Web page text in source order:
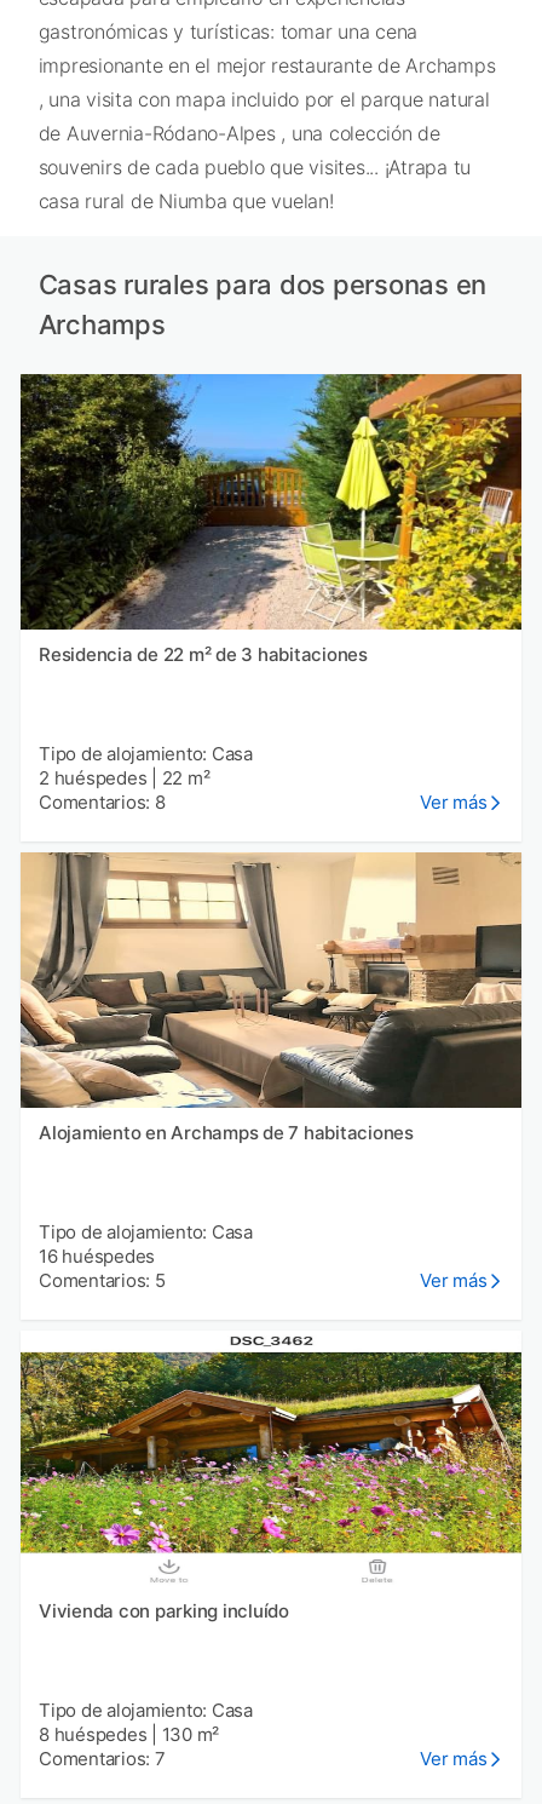
gastronómicas y turísticas: tomar una cena
impresionante en el mejor restaurante de Archamps
, una visita con mapa incluido por el parque natural
de Auvernia-Ródano-Alpes , una colección de
souvenirs de cada pueblo que visites... ¡Atrapa tu
casa rural de Niumba que vuelan!
Casas rurales para dos personas en
Archamps
Residencia de 22 m² de 3 habitaciones
Tipo de alojamiento: Casa
2 huéspedes
22 m²
Comentarios: 8
Ver más
Alojamiento en Archamps de 7 habitaciones
Tipo de alojamiento: Casa
16 huéspedes
Comentarios: 5
Ver más
Vivienda con parking incluído
Tipo de alojamiento: Casa
8 huéspedes
130 m²
Comentarios: 7
Ver más